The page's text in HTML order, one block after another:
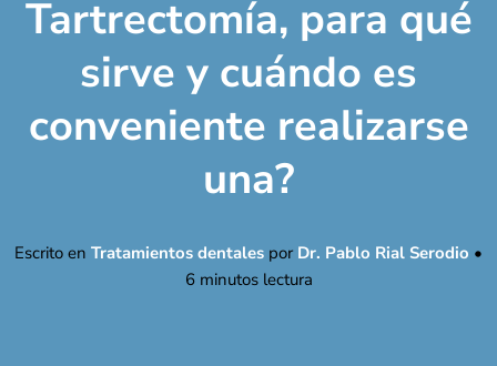
Tartrectomía, para qué
sirve y cuándo es
conveniente realizarse
una?
Escrito en Tratamientos dentales por Dr. Pablo Rial Serodio •
6minutos lectura